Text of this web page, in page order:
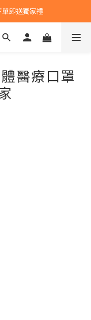
單即送獨家禮
單即送獨家禮
醫療口罩